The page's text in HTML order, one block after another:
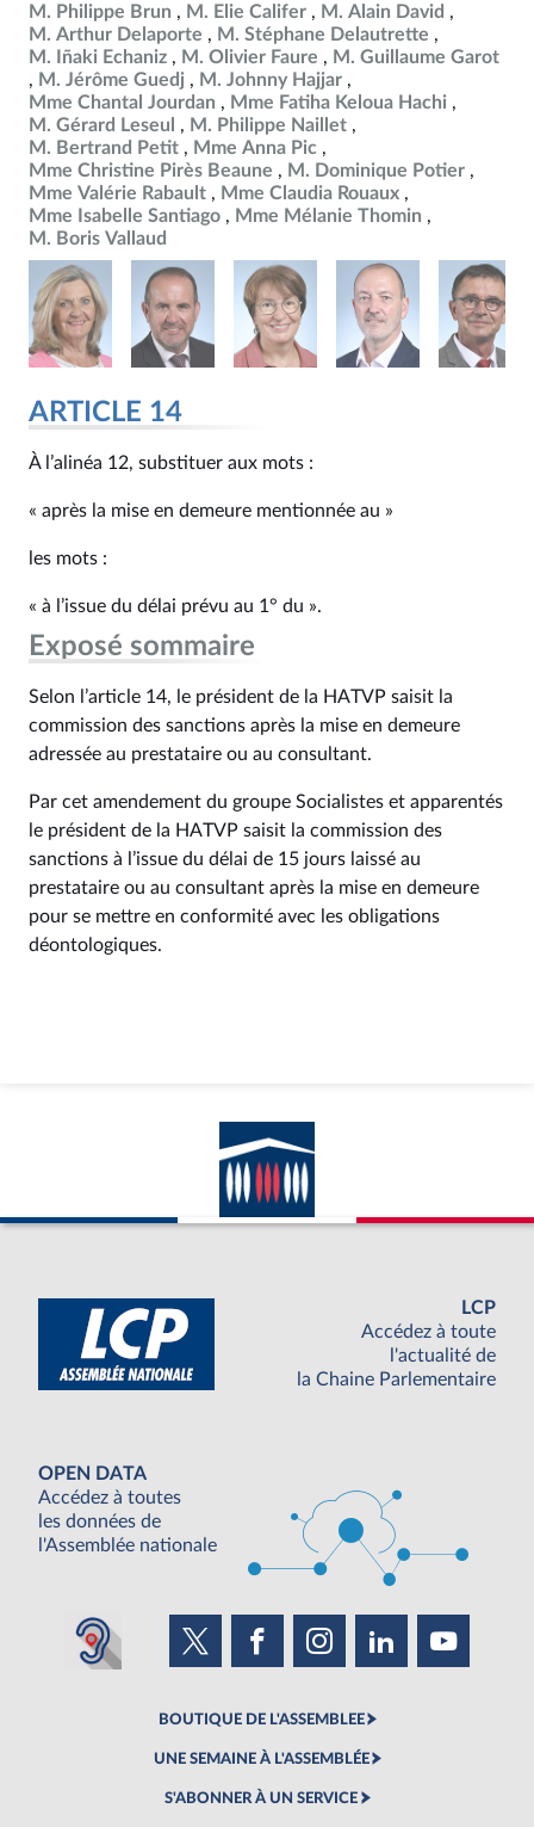
M. Philippe Brun
M. Elie Califer
M. Alain David
M. Arthur Delaporte
M. Stéphane Delautrette
M. Iñaki Echaniz
M. Olivier Faure
M. Guillaume Garot
M. Jérôme Guedj
M. Johnny Hajjar
Mme Chantal Jourdan
Mme Fatiha Keloua Hachi
M. Gérard Leseul
M. Philippe Naillet
M. Bertrand Petit
Mme Anna Pic
Mme Christine Pirès Beaune
M. Dominique Potier
Mme Valérie Rabault
Mme Claudia Rouaux
Mme Isabelle Santiago
Mme Mélanie Thomin
M. Boris Vallaud
ARTICLE 14
À l’alinéa 12, substituer aux mots :
« après la mise en demeure mentionnée au »
les mots :
« à l’issue du délai prévu au 1° du ».
Exposé sommaire
Selon l’article 14, le président de la HATVP saisit la
commission des sanctions après la mise en demeure
adressée au prestataire ou au consultant.
Par cet amendement du groupe Socialistes et apparentés
le président de la HATVP saisit la commission des
sanctions à l’issue du délai de 15 jours laissé au
prestataire ou au consultant après la mise en demeure
pour se mettre en conformité avec les obligations
déontologiques.
LCP
Accédez à toute
l'actualité de
la Chaine Parlementaire
OPEN DATA
Accédez à toutes
les données de
l'Assemblée nationale
BOUTIQUE DE L'ASSEMBLEE
UNE SEMAINE À L'ASSEMBLÉE
S'ABONNER À UN SERVICE